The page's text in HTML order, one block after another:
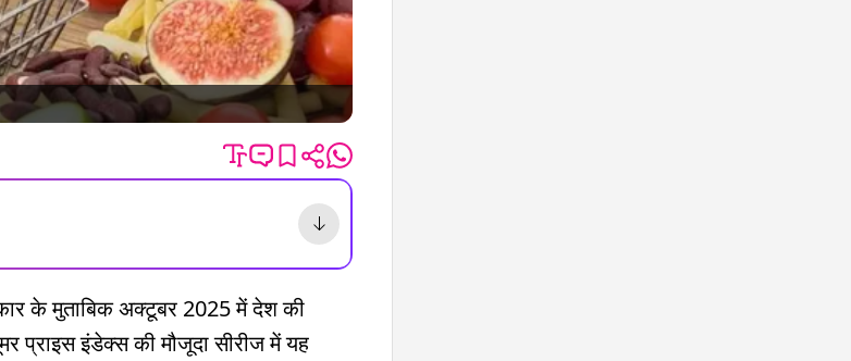
के मुताबिक अक्टूबर 2025 में देश की
प्राइस इंडेक्स की मौजूदा सीरीज में यह